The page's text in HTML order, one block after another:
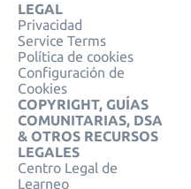
LEGAL
Privacidad
Service Terms
Política de cookies
Configuración de
Cookies
COPYRIGHT, GUÍAS
COMUNITARIAS, DSA
& OTROS RECURSOS
LEGALES
Centro Legal de
Learneo